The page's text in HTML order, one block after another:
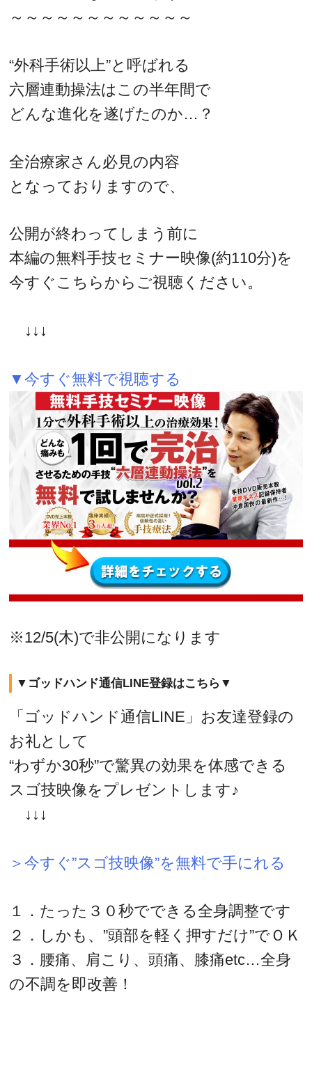
～～～～～～～～～～～～
“外科手術以上”と呼ばれる
六層連動操法はこの半年間で
どんな進化を遂げたのか…？
全治療家さん必見の内容
となっておりますので、
公開が終わってしまう前に
本編の無料手技セミナー映像(約110分)を
今すぐこちらからご視聴ください。
↓↓↓
▼今すぐ無料で視聴する
※12/5(木)で非公開になります
▼ゴッドハンド通信LINE登録はこちら▼
「ゴッドハンド通信LINE」お友達登録の
お礼として
“わずか30秒”で驚異の効果を体感できる
スゴ技映像をプレゼントします♪
↓↓↓
＞今すぐ”スゴ技映像”を無料で手にれる
１．たった３０秒でできる全身調整です
２．しかも、”頭部を軽く押すだけ”でＯＫ
３．腰痛、肩こり、頭痛、膝痛etc…全身
の不調を即改善！